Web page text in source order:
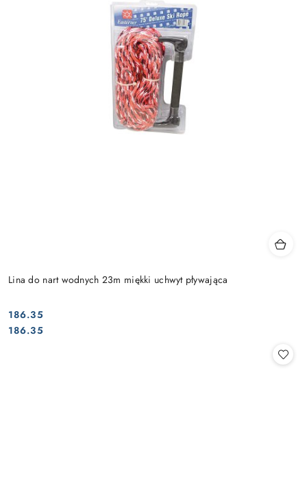
Lina do nart wodnych 23m miękki uchwyt pływająca
Cena:
186.35
Cena:
186.35